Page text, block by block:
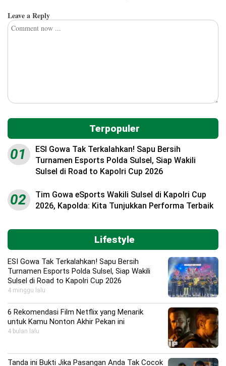
Leave a Reply
Terpopuler
01
ESI Gowa Tak Terkalahkan! Sapu Bersih
Turnamen Esports Polda Sulsel, Siap Wakili
Sulsel di Road to Kapolri Cup 2026
02
Tim Gowa eSports Wakili Sulsel di Kapolri Cup
2026, Kapolda: Kita Tunjukkan Performa Terbaik
Lifestyle
ESI Gowa Tak Terkalahkan! Sapu Bersih
Turnamen Esports Polda Sulsel, Siap Wakili
Sulsel di Road to Kapolri Cup 2026
4 minggu lalu
6 Rekomendasi Film Netflix yang Menarik
untuk Kamu Nonton Akhir Pekan ini
4 bulan lalu
Tanda ini Bukti Jika Pasangan Anda Tak Cocok